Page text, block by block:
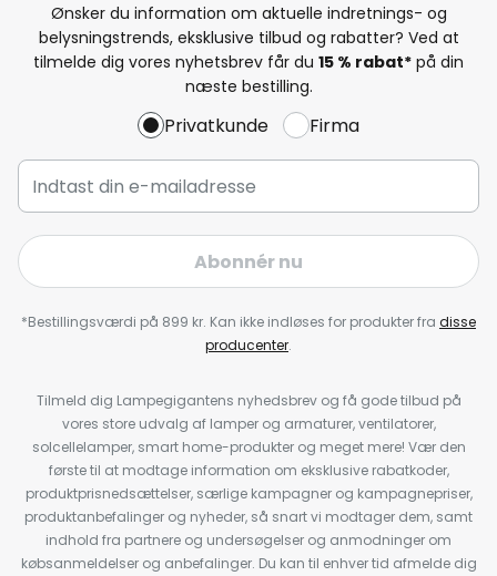
Ønsker du information om aktuelle indretnings- og
belysningstrends, eksklusive tilbud og rabatter? Ved at
tilmelde dig vores nyhetsbrev får du 15 % rabat* på din
næste bestilling.
Privatkunde Firma
Abonnér nu
*Bestillingsværdi på 899 kr. Kan ikke indløses for produkter fra disse
producenter.
Tilmeld dig Lampegigantens nyhedsbrev og få gode tilbud på
vores store udvalg af lamper og armaturer, ventilatorer,
solcellelamper, smart home-produkter og meget mere! Vær den
første til at modtage information om eksklusive rabatkoder,
produktprisnedsættelser, særlige kampagner og kampagnepriser,
produktanbefalinger og nyheder, så snart vi modtager dem, samt
indhold fra partnere og undersøgelser og anmodninger om
købsanmeldelser og anbefalinger. Du kan til enhver tid afmelde dig